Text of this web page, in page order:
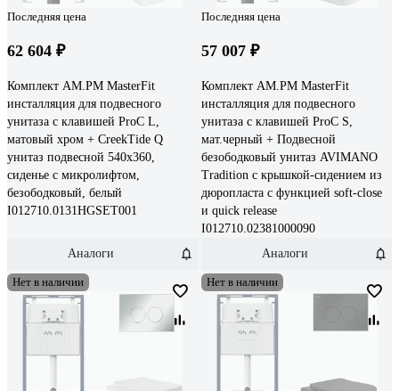
Последняя цена
62 604 ₽
Комплект AM.PM MasterFit
инсталляция для подвесного
унитаза с клавишей ProC L,
матовый хром + CreekTide Q
унитаз подвесной 540x360,
сиденье с микролифтом,
безободковый, белый
I012710.0131HGSET001
Аналоги
Последняя цена
57 007 ₽
Комплект AM.PM MasterFit
инсталляция для подвесного
унитаза с клавишей ProC S,
мат.черный + Подвесной
безободковый унитаз AVIMANO
Tradition с крышкой-сидением из
дюропласта с функцией soft-close
и quick release
I012710.02381000090
Аналоги
Нет в наличии Нет в наличии